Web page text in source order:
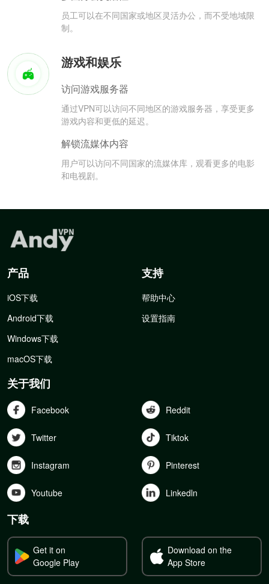
员工可以在不同国家或地区灵活办公，而不受地域限
制。
游戏和娱乐
访问游戏服务器
通过VPN可以访问不同地区的游戏服务器，享受更多
游戏内容和更低的延迟。
解锁流媒体内容
用户可以访问不同国家的流媒体库，观看更多的电影
和电视剧。
产品
iOS下载
Android下载
Windows下载
macOS下载
支持
帮助中心
设置指南
关于我们
Facebook Reddit
Twitter Tiktok
Instagram Pinterest
Youtube Linkedln
下载
Get it on
Google Play
Download on the
App Store